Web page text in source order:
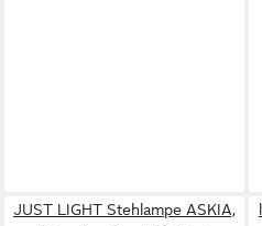
JUST LIGHT Stehlampe ASKIA,